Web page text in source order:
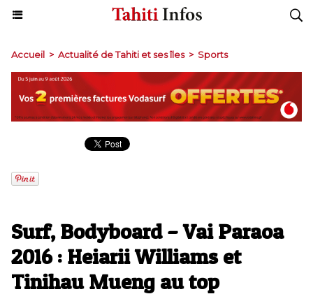
Accueil > Actualité de Tahiti et ses îles > Sports
Surf, Bodyboard – Vai Paraoa
2016 : Heiarii Williams et
Tinihau Mueng au top